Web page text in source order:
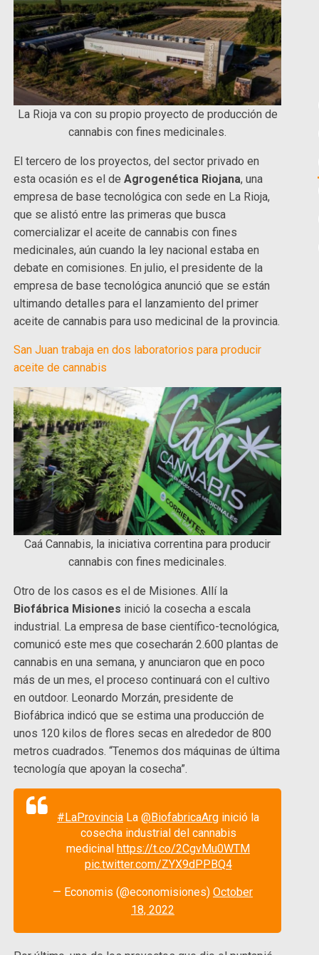
La Rioja va con su propio proyecto de producción de
cannabis con fines medicinales.
El tercero de los proyectos, del sector privado en
esta ocasión es el deAgrogenética Riojana, una
empresa de base tecnológica con sede en La Rioja,
que se alistó entre las primeras que busca
comercializar el aceite de cannabis con fines
medicinales, aún cuando la ley nacional estaba en
debate en comisiones. En julio, el presidente de la
empresa de base tecnológica anunció que se están
ultimando detalles para el lanzamiento del primer
aceite de cannabis para uso medicinal de la provincia.
San Juan trabaja en dos laboratorios para producir
aceite de cannabis
Caá Cannabis, la iniciativa correntina para producir
cannabis con fines medicinales.
Otro de los casos es el de Misiones. Allí la
Biofábrica Misiones inició la cosecha a escala
industrial. La empresa de base científico-tecnológica,
comunicó este mes que cosecharán 2.600 plantas de
cannabis en una semana, y anunciaron que en poco
más de un mes, el proceso continuará con el cultivo
en outdoor. Leonardo Morzán, presidente de
Biofábrica indicó que se estima una producción de
unos 120 kilos de flores secas en alrededor de 800
metros cuadrados. “Tenemos dos máquinas de última
tecnología que apoyan la cosecha”.
#LaProvincia La @BiofabricaArg inició la
cosecha industrial del cannabis
medicinal https://t.co/2CgvMu0WTM
pic.twitter.com/ZYX9dPPBQ4
— Economis (@economisiones) October
18, 2022